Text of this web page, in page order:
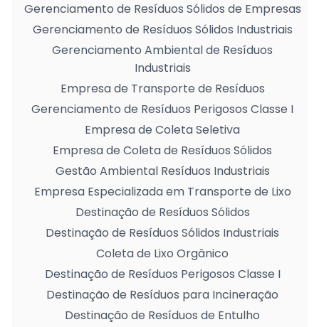
Gerenciamento de Resíduos Sólidos de Empresas
Gerenciamento de Resíduos Sólidos Industriais
Gerenciamento Ambiental de Resíduos
Industriais
Empresa de Transporte de Resíduos
Gerenciamento de Resíduos Perigosos Classe I
Empresa de Coleta Seletiva
Empresa de Coleta de Resíduos Sólidos
Gestão Ambiental Resíduos Industriais
Empresa Especializada em Transporte de Lixo
Destinação de Resíduos Sólidos
Destinação de Resíduos Sólidos Industriais
Coleta de Lixo Orgânico
Destinação de Resíduos Perigosos Classe I
Destinação de Resíduos para Incineração
Destinação de Resíduos de Entulho